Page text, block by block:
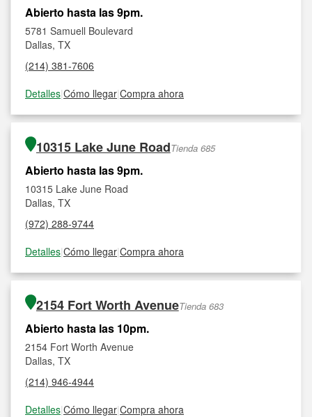
Abierto hasta las 9pm.
5781 Samuell Boulevard
Dallas, TX
(214) 381-7606
Detalles|Cómo llegar|Compra ahora
10315 Lake June RoadTienda 685
Abierto hasta las 9pm.
10315 Lake June Road
Dallas, TX
(972) 288-9744
Detalles|Cómo llegar|Compra ahora
2154 Fort Worth AvenueTienda 683
Abierto hasta las 10pm.
2154 Fort Worth Avenue
Dallas, TX
(214) 946-4944
Detalles|Cómo llegar|Compra ahora